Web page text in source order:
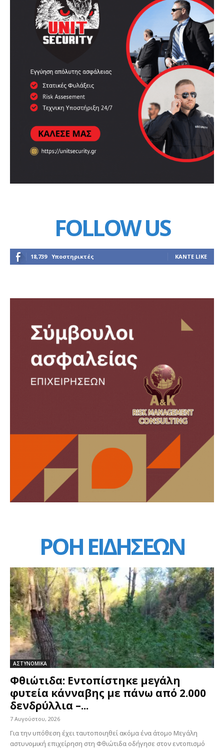
FOLLOW US
18,739 Υποστηρικτές ΚΆΝΤΕ LIKE
ΡΟΗ ΕΙΔΗΣΕΩΝ
ΑΣΤΥΝΟΜΙΚΑ
Φθιώτιδα: Εντοπίστηκε μεγάλη
φυτεία κάνναβης με πάνω από 2.000
δενδρύλλια –...
7 Αυγούστου, 2026
Για την υπόθεση έχει ταυτοποιηθεί ακόμα ένα άτομο Μεγάλη
αστυνομική επιχείρηση στη Φθιώτιδα οδήγησε στον εντοπισμό